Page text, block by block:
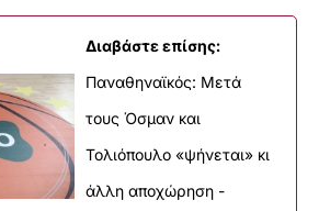
Διαβάστε επίσης:
Παναθηναϊκός: Μετά
τους Όσμαν και
Τολιόπουλο «ψήνεται» κι
άλλη αποχώρηση -